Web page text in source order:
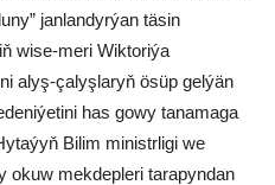
janlandyrýan täsin
wise-meri Wiktoriýa
alyş-çalyşlaryň ösüp gelýän
has gowy tanamaga
Bilim ministrligi we
okuw mekdepleri tarapyndan